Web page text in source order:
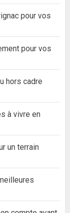
pour vos
pour vos
hors cadre
à vivre en
un terrain